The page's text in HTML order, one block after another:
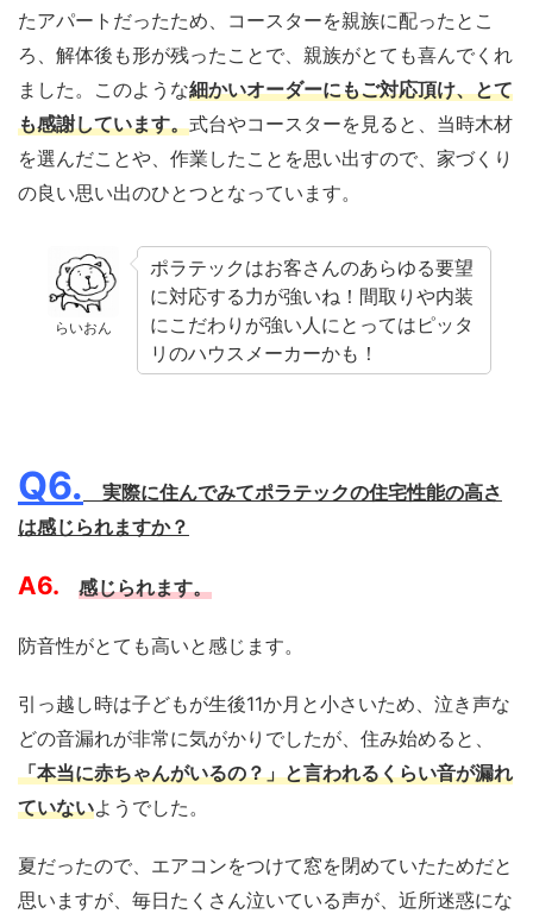
たアパートだったため、コースターを親族に配ったとこ
ろ、解体後も形が残ったことで、親族がとても喜んでくれ
ました。このような細かいオーダーにもご対応頂け、とて
も感謝しています。式台やコースターを見ると、当時木材
を選んだことや、作業したことを思い出すので、家づくり
の良い思い出のひとつとなっています。
らいおん
ポラテックはお客さんのあらゆる要望
に対応する力が強いね！間取りや内装
にこだわりが強い人にとってはピッタ
リのハウスメーカーかも！
Q6.
実際に住んでみてポラテックの住宅性能の高さ
は感じられますか？
A6. 感じられます。
防音性がとても高いと感じます。
引っ越し時は子どもが生後11か月と小さいため、泣き声な
どの音漏れが非常に気がかりでしたが、住み始めると、
「本当に赤ちゃんがいるの？」と言われるくらい音が漏れ
ていないようでした。
夏だったので、エアコンをつけて窓を閉めていたためだと
思いますが、毎日たくさん泣いている声が、近所迷惑にな